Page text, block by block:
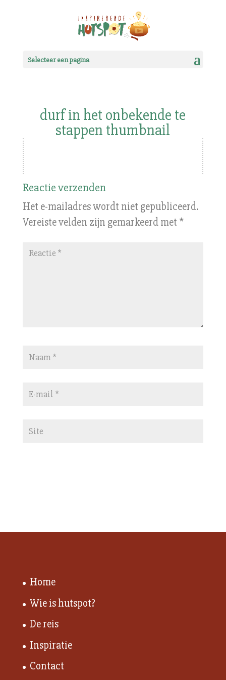
Selecteer een pagina
durf in het onbekende te
stappen thumbnail
Reactie verzenden
Het e-mailadres wordt niet gepubliceerd.
Vereiste velden zijn gemarkeerd met *
Home
Wie is hutspot?
De reis
Inspiratie
Contact